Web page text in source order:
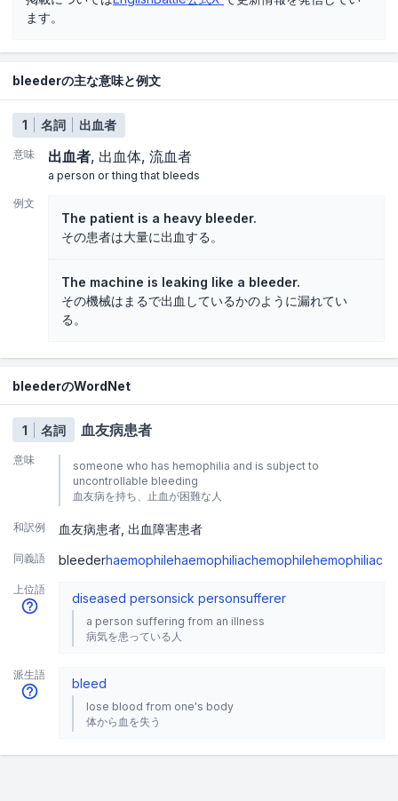
ます。
bleederの主な意味と例文
1 名詞 出血者
意味 出血者 出血体 流血者
a person or thing that bleeds
例文
The patient is a heavy bleeder.
その患者は大量に出血する。
The machine is leaking like a bleeder.
その機械はまるで出血しているかのように漏れてい
る。
bleederのWordNet
1 名詞 血友病患者
意味
someone who has hemophilia and is subject to
uncontrollable bleeding
血友病を持ち、止血が困難な人
和訳例 血友病患者 出血障害患者
同義語 bleederhaemophilehaemophiliachemophilehemophiliac
上位語
diseased personsick personsufferer
a person suffering from an illness
病気を患っている人
派生語
bleed
lose blood from one's body
体から血を失う